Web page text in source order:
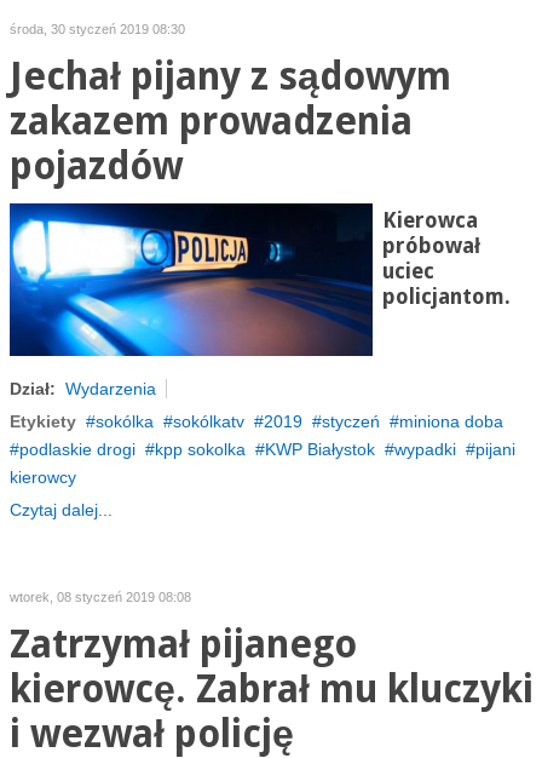
środa, 30 styczeń 2019 08:30
Jechał pijany z sądowym
zakazem prowadzenia
pojazdów
Kierowca
próbował
uciec
policjantom.
Dział: Wydarzenia
Etykiety
sokólka sokólkatv 2019 styczeń
miniona doba
podlaskie drogi
kpp sokolka KWP Białystok wypadki
pijani
kierowcy
Czytaj dalej...
wtorek, 08 styczeń 2019 08:08
Zatrzymał pijanego
kierowcę. Zabrał mu kluczyki
i wezwał policję